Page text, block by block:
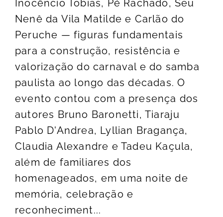
Inocêncio Tobias, Pé Rachado, Seu
Nenê da Vila Matilde e Carlão do
Peruche — figuras fundamentais
para a construção, resistência e
valorização do carnaval e do samba
paulista ao longo das décadas. O
evento contou com a presença dos
autores Bruno Baronetti, Tiaraju
Pablo D'Andrea, Lyllian Bragança,
Claudia Alexandre e Tadeu Kaçula,
além de familiares dos
homenageados, em uma noite de
memória, celebração e
reconheciment...